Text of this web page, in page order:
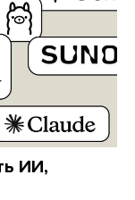
ИИ,